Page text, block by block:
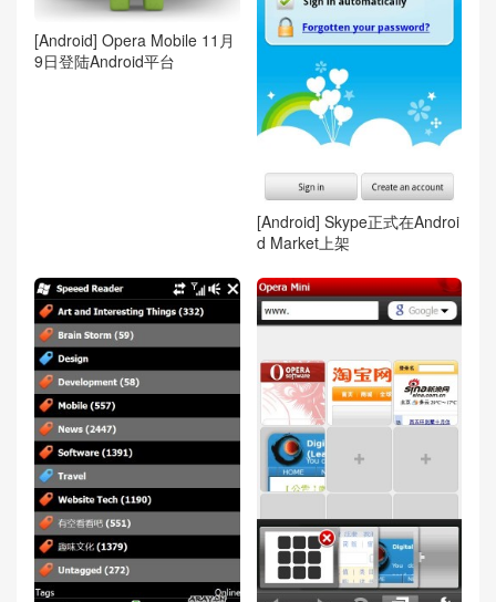
[Android] Opera Mobile 11月
9日登陆Android平台
[Android] Skype正式在Androi
d Market上架